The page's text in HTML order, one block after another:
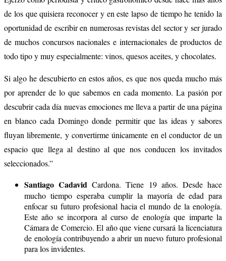
de los que quisiera reconocer y en este lapso de tiempo he tenido la
oportunidad de escribir en numerosas revistas del sector y ser jurado
de muchos concursos nacionales e internacionales de productos de
todo tipo y muy especialmente: vinos, quesos aceites, y chocolates.
Si algo he descubierto en estos años, es que nos queda mucho más
por aprender de lo que sabemos en cada momento. La pasión por
descubrir cada día nuevas emociones me lleva a partir de una página
en blanco cada Domingo donde permitir que las ideas y sabores
fluyan libremente, y convertirme únicamente en el conductor de un
espacio que llega al destino al que nos conducen los invitados
seleccionados.”
Santiago Cadavid Cardona. Tiene 19 años. Desde hace
mucho tiempo esperaba cumplir la mayoría de edad para
enfocar su futuro profesional hacia el mundo de la enología.
Este año se incorpora al curso de enología que imparte la
Cámara de Comercio. El año que viene cursará la licenciatura
de enología contribuyendo a abrir un nuevo futuro profesional
para los invidentes.